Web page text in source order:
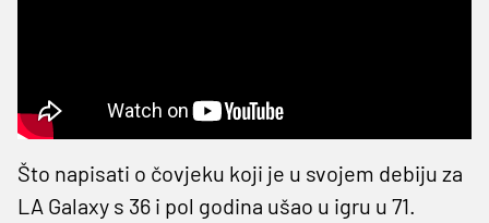
Što napisati o čovjeku koji je u svojem debiju za
LA Galaxy s 36 i pol godina ušao u igru u 71.